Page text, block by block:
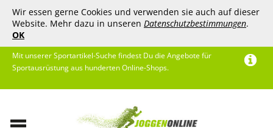
Wir essen gerne Cookies und verwenden sie auch auf dieser
Website. Mehr dazu in unseren Datenschutzbestimmungen.
OK
Mit unserer Sportartikel-Suche findest Du die Angebote für
Sportausrüstung aus hunderten Online-Shops.